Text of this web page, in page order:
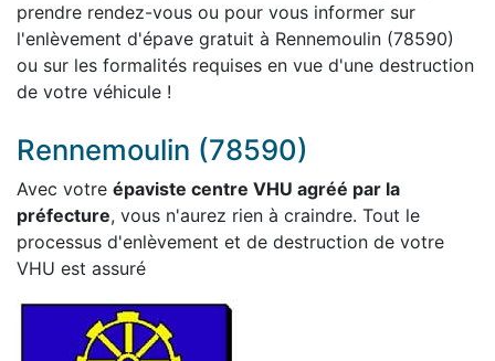
prendre rendez-vous ou pour vous informer sur
l'enlèvement d'épave gratuit à Rennemoulin (78590)
ou sur les formalités requises en vue d'une destruction
de votre véhicule !
Rennemoulin (78590)
Avec votre épaviste centre VHU agréé par la
préfecture, vous n'aurez rien à craindre. Tout le
processus d'enlèvement et de destruction de votre
VHU est assuré